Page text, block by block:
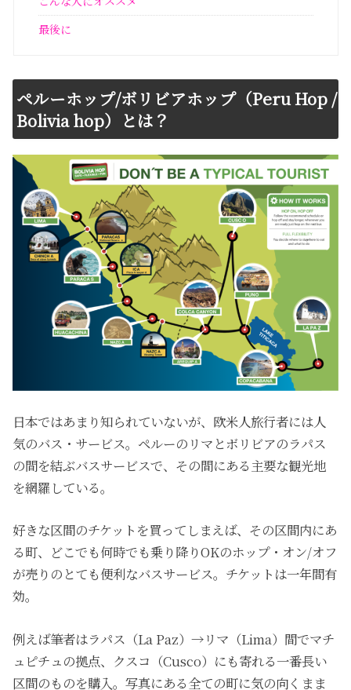
最後に
ペルーホップ/ボリビアホップ（Peru Hop /
Bolivia hop）とは？
日本ではあまり知られていないが、欧米人旅行者には人
気のバス・サービス。ペルーのリマとボリビアのラパス
の間を結ぶバスサービスで、その間にある主要な観光地
を網羅している。
好きな区間のチケットを買ってしまえば、その区間内にあ
る町、どこでも何時でも乗り降りOKのホップ・オン/オフ
が売りのとても便利なバスサービス。チケットは一年間有
効。
例えば筆者はラパス（La Paz）→リマ（Lima）間でマチ
ュピチュの拠点、クスコ（Cusco）にも寄れる一番長い
区間のものを購入。写真にある全ての町に気の向くまま